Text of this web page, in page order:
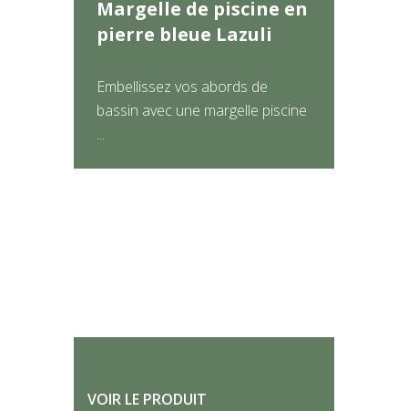
Margelle de piscine en
pierre bleue Lazuli
Embellissez vos abords de
bassin avec une margelle piscine
...
VOIR LE PRODUIT